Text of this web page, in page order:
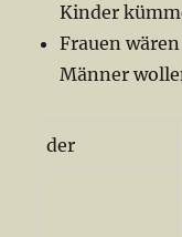
Kinder
Frauen
Männer
der